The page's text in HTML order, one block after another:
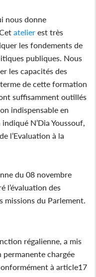
nous donne
atelier est très
les fondements de
publiques. Nous
les capacités des
de cette formation
suffisamment outillés
indispensable en
indiqué N’Dia Youssouf,
l’Evaluation à la
du 08 novembre
l’évaluation des
missions du Parlement.
régalienne, a mis
permanente chargée
à article17